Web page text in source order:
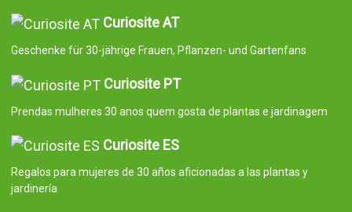
Curiosite AT
Geschenke für 30-jährige Frauen, Pflanzen- und Gartenfans
Curiosite PT
Prendas mulheres 30 anos quem gosta de plantas e jardinagem
Curiosite ES
Regalos para mujeres de 30 años aficionadas a las plantas y
jardinería